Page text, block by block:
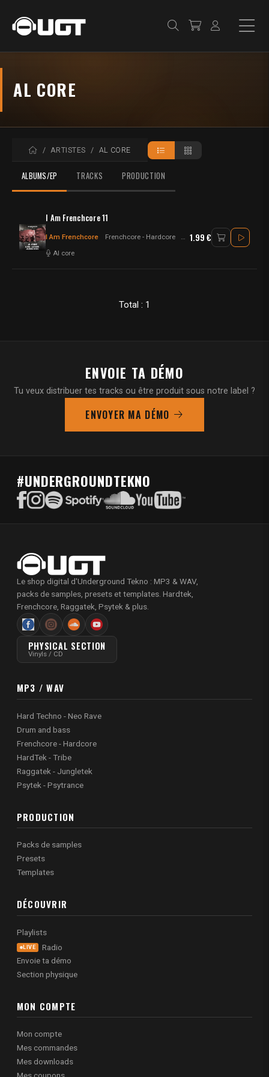
AL CORE
ACCUEIL
ARTISTES AL CORE
ALBUMS/EP TRACKS PRODUCTION
I Am Frenchcore 11
I Am Frenchcore Frenchcore - Hardcore Frenchcore
Al core
1.99 €
Total : 1
ENVOIE TA DÉMO
Tu veux distribuer tes tracks ou être produit sous notre label ?
ENVOYER MA DÉMO
#UNDERGROUNDTEKNO
Le shop digital d'Underground Tekno : MP3 & WAV,
packs de samples, presets et templates. Hardtek,
Frenchcore, Raggatek, Psytek & plus.
PHYSICAL SECTION
Vinyls / CD
MP3 / WAV
Hard Techno - Neo Rave
Drum and bass
Frenchcore - Hardcore
HardTek - Tribe
Raggatek - Jungletek
Psytek - Psytrance
PRODUCTION
Packs de samples
Presets
Templates
DÉCOUVRIR
Playlists
LIVE
Radio
Envoie ta démo
Section physique
MON COMPTE
Mon compte
Mes commandes
Mes downloads